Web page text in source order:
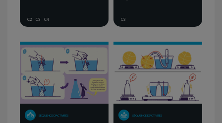
C2 C3 C4 C3
SÉQUENCE D'ACTIVITÉS SÉQUENCE D'ACTIVITÉS